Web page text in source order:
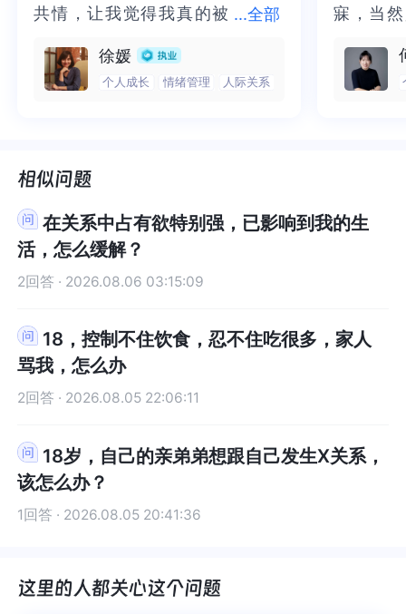
你。祝好哦！！！！！！！
哦！！！！！！！
...全部
共情，让我觉得我真的被
一部分未处理的情绪被注意到了，
而且当咨询师准确说出我当时的情
觉轻快了很多，感觉轻松了。很感
共情，让我觉得我真的被抱住了。
处理的情绪被注意到了，而且当咨
询师准确说出我当时的情绪，我感
了很多，感觉轻松了。很感谢咨询
徐媛
个人成长 情绪管理 人际关系
寐，当
来，觉
再困于
寐，当然
不必再
梏，更
在关系中占有欲特别强，已影响到我的生
活，怎么缓解？
2回答 · 2026.08.06 03:15:09
18，控制不住饮食，忍不住吃很多，家人
骂我，怎么办
2回答 · 2026.08.05 22:06:11
18岁，自己的亲弟弟想跟自己发生X关系，
该怎么办？
1回答 · 2026.08.05 20:41:36